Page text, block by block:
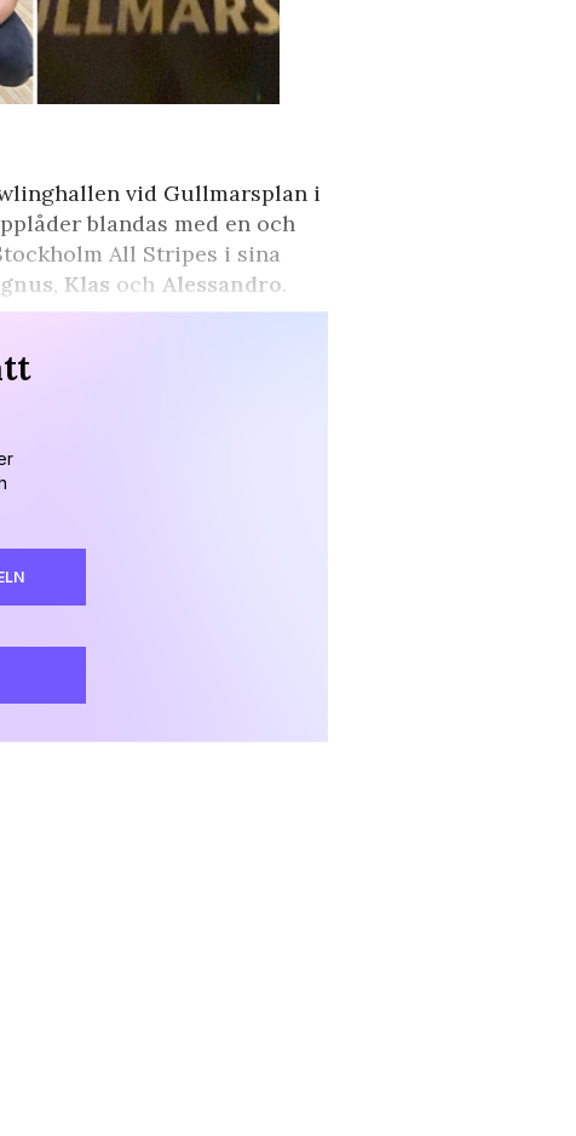
vid Gullmarsplan i
blandas med en och
All Stripes i sina
, Klas och Alessandro.